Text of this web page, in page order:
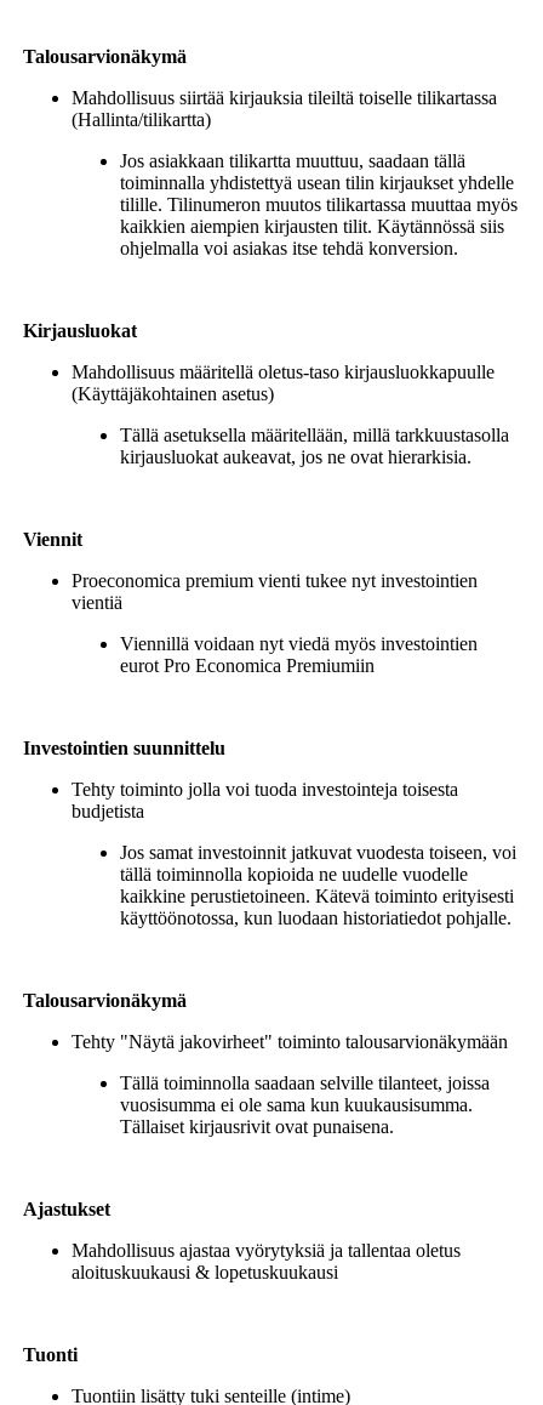
Talousarvionäkymä
Mahdollisuus siirtää kirjauksia tileiltä toiselle tilikartassa
(Hallinta/tilikartta)
Jos asiakkaan tilikartta muuttuu, saadaan tällä
toiminnalla yhdistettyä usean tilin kirjaukset yhdelle
tilille. Tilinumeron muutos tilikartassa muuttaa myös
kaikkien aiempien kirjausten tilit. Käytännössä siis
ohjelmalla voi asiakas itse tehdä konversion.
Kirjausluokat
Mahdollisuus määritellä oletus-taso kirjausluokkapuulle
(Käyttäjäkohtainen asetus)
Tällä asetuksella määritellään, millä tarkkuustasolla
kirjausluokat aukeavat, jos ne ovat hierarkisia.
Viennit
Proeconomica premium vienti tukee nyt investointien
vientiä
Viennillä voidaan nyt viedä myös investointien
eurot Pro Economica Premiumiin
Investointien suunnittelu
Tehty toiminto jolla voi tuoda investointeja toisesta
budjetista
Jos samat investoinnit jatkuvat vuodesta toiseen, voi
tällä toiminnolla kopioida ne uudelle vuodelle
kaikkine perustietoineen. Kätevä toiminto erityisesti
käyttöönotossa, kun luodaan historiatiedot pohjalle.
Talousarvionäkymä
Tehty "Näytä jakovirheet" toiminto talousarvionäkymään
Tällä toiminnolla saadaan selville tilanteet, joissa
vuosisumma ei ole sama kun kuukausisumma.
Tällaiset kirjausrivit ovat punaisena.
Ajastukset
Mahdollisuus ajastaa vyörytyksiä ja tallentaa oletus
aloituskuukausi & lopetuskuukausi
Tuonti
Tuontiin lisätty tuki senteille (intime)